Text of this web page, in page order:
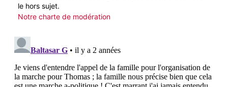
le hors sujet.
Notre charte de modération